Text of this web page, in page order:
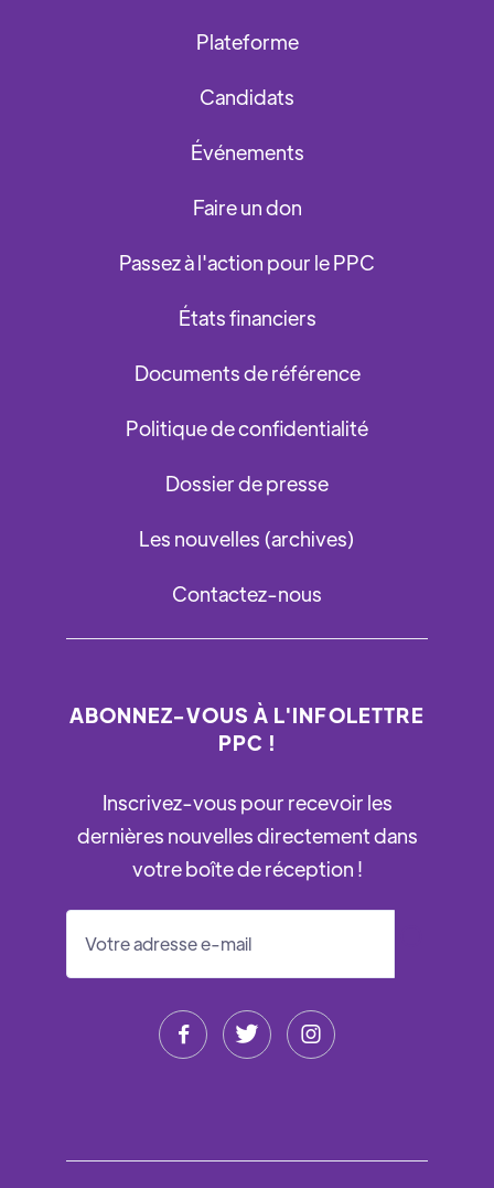
Plateforme
Candidats
Événements
Faire un don
Passez à l'action pour le PPC
États financiers
Documents de référence
Politique de confidentialité
Dossier de presse
Les nouvelles (archives)
Contactez-nous
ABONNEZ-VOUS À L'INFOLETTRE
PPC !
Inscrivez-vous pour recevoir les
dernières nouvelles directement dans
votre boîte de réception !
  